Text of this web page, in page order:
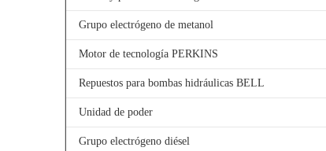
Grupo electrógeno de metanol
Motor de tecnología PERKINS
Repuestos para bombas hidráulicas BELL
Unidad de poder
Grupo electrógeno diésel